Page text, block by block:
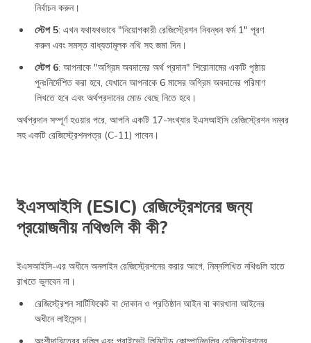
নির্বাচন করুন।
স্টেপ 5: এখন যথাযথভাবে "নিয়োগকারী রেজিস্ট্রেশন নিবন্ধন ফর্ম 1" পূরণ
করুন এবং সমস্ত বাধ্যতামূলক নথি সহ জমা দিন।
স্টেপ 6: আপনাকে "অগ্রিম অবদানের অর্থ প্রদান" শিরোনামের একটি পৃষ্ঠায়
পুনঃনির্দেশিত করা হবে, যেখানে আপনাকে 6 মাসের অগ্রিম অবদানের পরিমাণ
লিখতে হবে এবং অর্থপ্রদানের মোড বেছে নিতে হবে।
অর্থপ্রদান সম্পূর্ণ হওয়ার পরে, আপনি একটি 17-সংখ্যার ইএসআইসি রেজিস্ট্রেশন নম্বর
সহ একটি রেজিস্ট্রেশনপত্র (C-11) পাবেন।
ইএসআইসি (ESIC) রেজিস্ট্রেশনের জন্য
প্রয়োজনীয় নথিগুলি কী কী?
ইএসআইসি-এর অধীনে অনলাইন রেজিস্ট্রেশনের করার আগে, নিম্নলিখিত নথিগুলি হাতে
রাখতে ভুলবেন না।
রেজিস্ট্রেশন সার্টিফিকেট বা দোকান ও প্রতিষ্ঠান আইন বা কারখানা আইনের
অধীনে লাইসেন্স।